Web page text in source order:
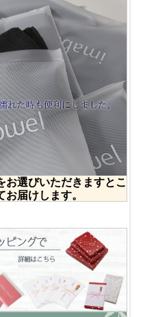
選びいただきますとこ
届けします。